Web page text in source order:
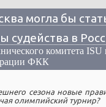
могла бы
судейства в
комитета
ФКК
сезона новые
олимпийский турнир?